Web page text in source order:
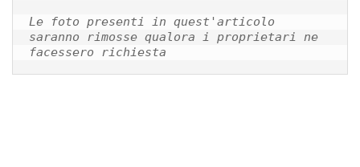
Le foto presenti in quest'articolo
saranno rimosse qualora i proprietari ne
facessero richiesta